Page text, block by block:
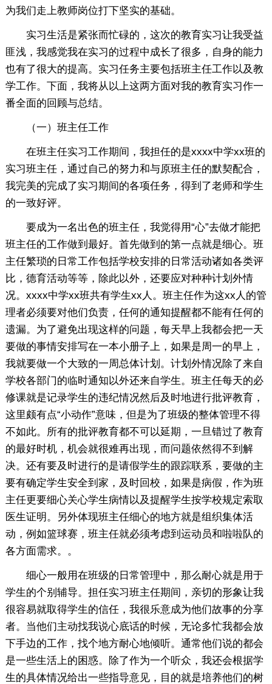
为我们走上教师岗位打下坚实的基础。
实习生活是紧张而忙碌的，这次的教育实习让我受益
匪浅，我感觉我在实习的过程中成长了很多，自身的能力
也有了很大的提高。实习任务主要包括班主任工作以及教
学工作。下面，我将从以上这两方面对我的教育实习作一
番全面的回顾与总结。
（一）班主任工作
在班主任实习工作期间，我担任的是xxxx中学xx班的
实习班主任，通过自己的努力和与原班主任的默契配合，
我完美的完成了实习期间的各项任务，得到了老师和学生
的一致好评。
要成为一名出色的班主任，我觉得用“心”去做才能把
班主任的工作做到最好。首先做到的第一点就是细心。班
主任繁琐的日常工作包括学校安排的日常活动诸如各类评
比，德育活动等等，除此以外，还要应对种种计划外情
况。xxxx中学xx班共有学生xx人。班主任作为这xx人的管
理者必须要对他们负责，任何的通知提醒都不能有任何的
遗漏。为了避免出现这样的问题，每天早上我都会把一天
要做的事情安排写在一本小册子上，如果是周一的早上，
我就要做一个大致的一周总体计划。计划外情况除了来自
学校各部门的临时通知以外还来自学生。班主任每天的必
修课就是记录学生的违纪情况然后及时地进行批评教育，
这里颇有点“小动作”意味，但是为了班级的整体管理不得
不如此。所有的批评教育都不可以延期，一旦错过了教育
的最好时机，机会就很难再出现，而问题依然得不到解
决。还有要及时进行的是请假学生的跟踪联系，要做的主
要有确定学生安全到家，及时回校，如果是病假，作为班
主任更要细心关心学生病情以及提醒学生按学校规定索取
医生证明。另外体现班主任细心的地方就是组织集体活
动，例如篮球赛，班主任就必须考虑到运动员和啦啦队的
各方面需求。。
细心一般用在班级的日常管理中，那么耐心就是用于
学生的个别辅导。担任实习班主任期间，亲切的形象让我
很容易就取得学生的信任，我很乐意成为他们故事的分享
者。当他们主动找我说心底话的时候，无论多忙我都会放
下手边的工作，找个地方耐心地倾听。通常他们说的都会
是一些生活上的困惑。除了作为一个听众，我还会根据学
生的具体情况给出一些指导意见，目的就是培养他们的树